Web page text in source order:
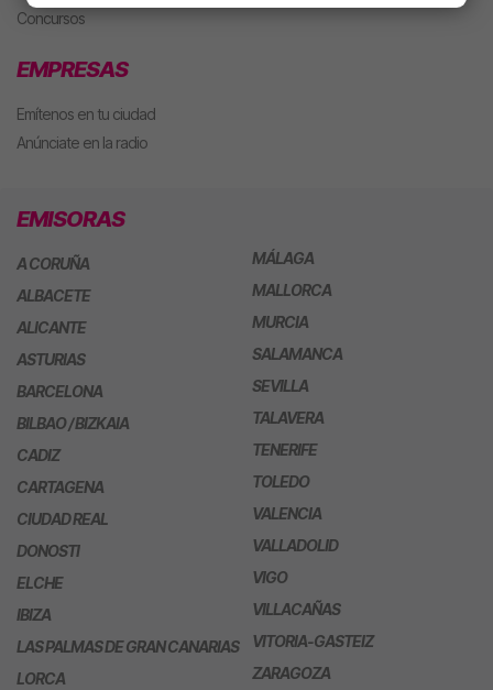
Concursos
EMPRESAS
Emítenos en tu ciudad
Anúnciate en la radio
EMISORAS
A CORUÑA
ALBACETE
ALICANTE
ASTURIAS
BARCELONA
BILBAO / BIZKAIA
CADIZ
CARTAGENA
CIUDAD REAL
DONOSTI
ELCHE
IBIZA
LAS PALMAS DE GRAN CANARIAS
LORCA
MÁLAGA
MALLORCA
MURCIA
SALAMANCA
SEVILLA
TALAVERA
TENERIFE
TOLEDO
VALENCIA
VALLADOLID
VIGO
VILLACAÑAS
VITORIA-GASTEIZ
ZARAGOZA